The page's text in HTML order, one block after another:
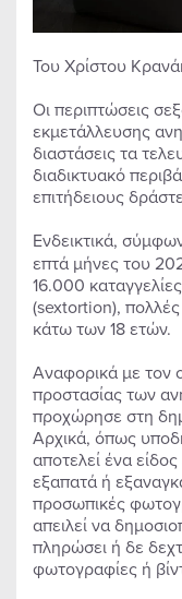
Του Χρίστου
Οι περιπτώσεις
εκμετάλλευσης
διαστάσεις τα
διαδικτυακό
επιτήδειους
Ενδεικτικά,
επτά μήνες του
16.000
(sextortion),
κάτω των 18 ετών.
Αναφορικά με τον
προστασίας των
προχώρησε στη
Αρχικά, όπως
αποτελεί ένα
εξαπατά ή
προσωπικές
απειλεί να
πληρώσει ή δε
φωτογραφίες ή